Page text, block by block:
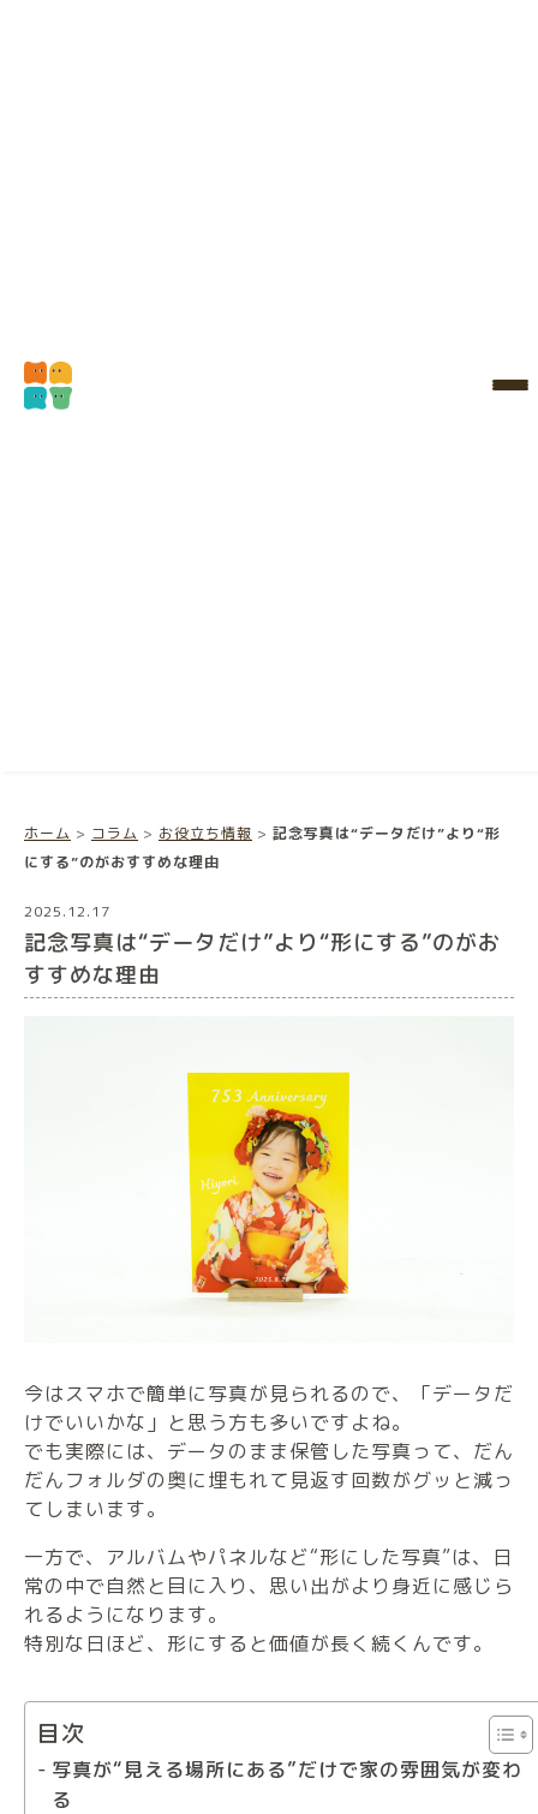
ホーム > コラム > お役立ち情報 > 記念写真は“データだけ”より“形
にする”のがおすすめな理由
2025.12.17
記念写真は“データだけ”より“形にする”のがお
すすめな理由
今はスマホで簡単に写真が見られるので、「データだ
けでいいかな」と思う方も多いですよね。
でも実際には、データのまま保管した写真って、だん
だんフォルダの奥に埋もれて見返す回数がグッと減っ
てしまいます。
一方で、アルバムやパネルなど“形にした写真”は、日
常の中で自然と目に入り、思い出がより身近に感じら
れるようになります。
特別な日ほど、形にすると価値が長く続くんです。
目次
写真が“見える場所にある”だけで家の雰囲気が変わ
る